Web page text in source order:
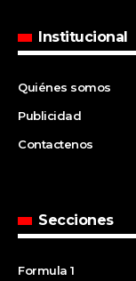
Institucional
Quiénes somos
Publicidad
Contactenos
Secciones
Formula 1